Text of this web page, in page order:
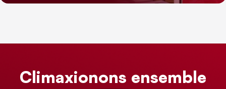
Climaxionons ensemble